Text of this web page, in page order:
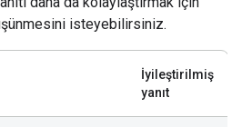
isteyebilirsiniz.
İyileştirilmiş
yanıt